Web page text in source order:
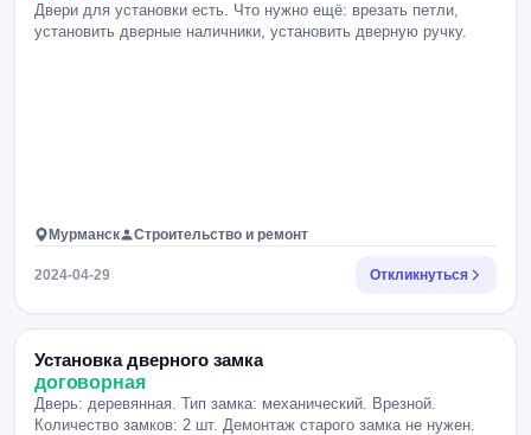
Двери для установки есть. Что нужно ещё: врезать петли,
установить дверные наличники, установить дверную ручку.
Мурманск Строительство и ремонт
2024-04-29 Откликнуться
Установка дверного замка
договорная
Дверь: деревянная. Тип замка: механический. Врезной.
Количество замков: 2 шт. Демонтаж старого замка не нужен.